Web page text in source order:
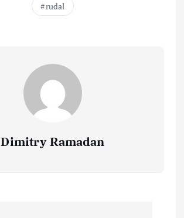
rudal
Dimitry Ramadan